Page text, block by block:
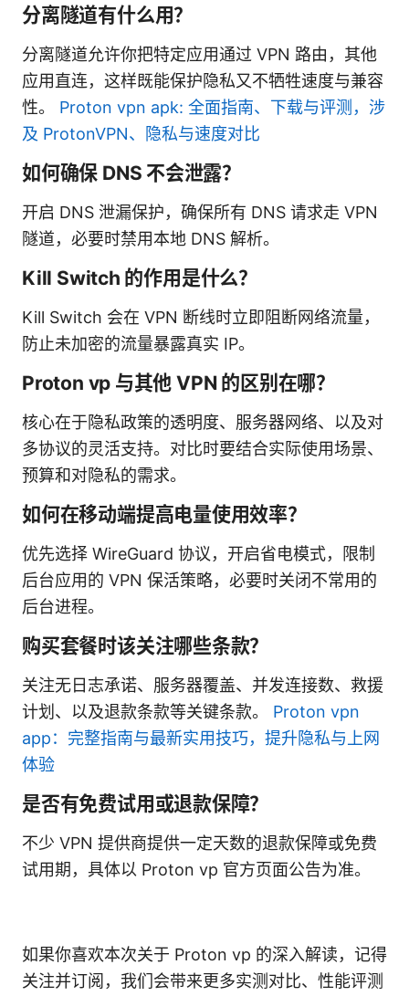
分离隧道有什么用？
分离隧道允许你把特定应用通过 VPN 路由，其他
应用直连，这样既能保护隐私又不牺牲速度与兼容
性。 Proton vpn apk: 全面指南、下载与评测，涉
及 ProtonVPN、隐私与速度对比
如何确保 DNS 不会泄露？
开启 DNS 泄漏保护，确保所有 DNS 请求走 VPN
隧道，必要时禁用本地 DNS 解析。
Kill Switch 的作用是什么？
Kill Switch 会在 VPN 断线时立即阻断网络流量，
防止未加密的流量暴露真实 IP。
Proton vp 与其他 VPN 的区别在哪？
核心在于隐私政策的透明度、服务器网络、以及对
多协议的灵活支持。对比时要结合实际使用场景、
预算和对隐私的需求。
如何在移动端提高电量使用效率？
优先选择 WireGuard 协议，开启省电模式，限制
后台应用的 VPN 保活策略，必要时关闭不常用的
后台进程。
购买套餐时该关注哪些条款？
关注无日志承诺、服务器覆盖、并发连接数、救援
计划、以及退款条款等关键条款。 Proton vpn
app：完整指南与最新实用技巧，提升隐私与上网
体验
是否有免费试用或退款保障？
不少 VPN 提供商提供一定天数的退款保障或免费
试用期，具体以 Proton vp 官方页面公告为准。
如果你喜欢本次关于 Proton vp 的深入解读，记得
关注并订阅，我们会带来更多实测对比、性能评测